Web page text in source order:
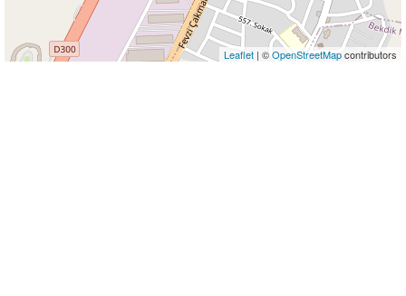
Leaflet | ©OpenStreetMapcontributors